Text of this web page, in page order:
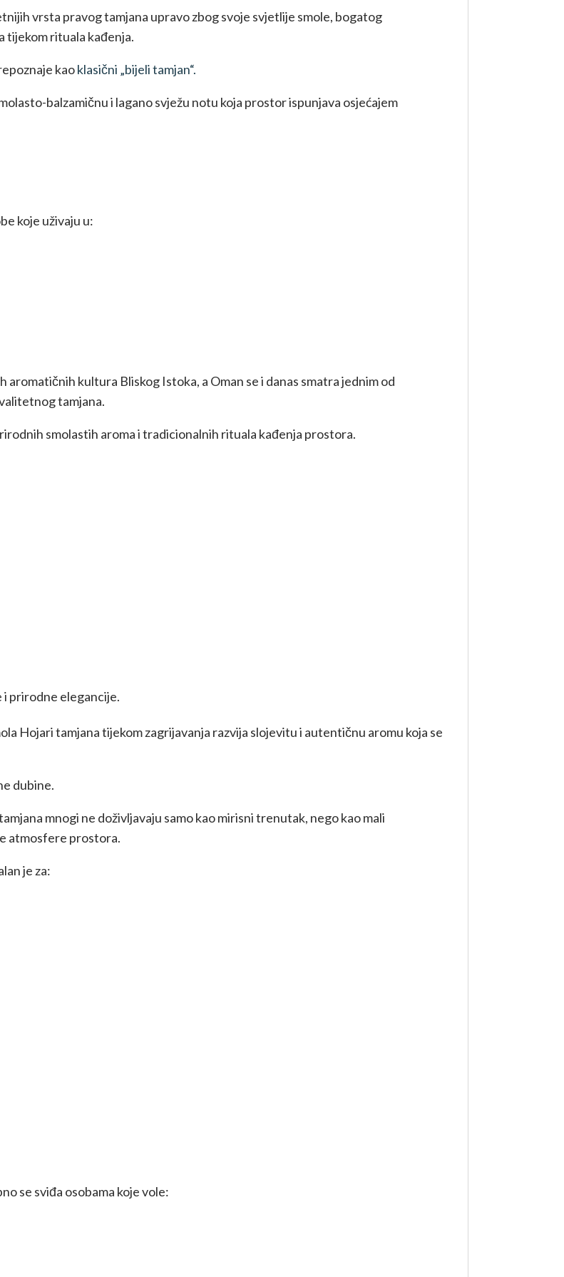
vrsta pravog tamjana upravo zbog svoje svjetlije smole, bogatog
tijekom rituala kađenja.
kaoklasični „bijeli tamjan“.
balzamičnu i lagano svježu notu koja prostor ispunjava osjećajem
koje uživaju u:
aromatičnih kultura Bliskog Istoka, a Oman se i danas smatra jednim od
tamjana.
smolastih aroma i tradicionalnih rituala kađenja prostora.
prirodne elegancije.
Hojari tamjana tijekom zagrijavanja razvija slojevitu i autentičnu aromu koja se
dubine.
mnogi ne doživljavaju samo kao mirisni trenutak, nego kao mali
atmosfere prostora.
je za:
se sviđa osobama koje vole: